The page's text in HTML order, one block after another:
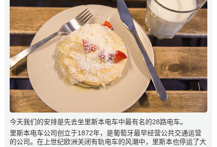
今天我们的安排是先去坐里斯本电车中最有名的28路电车。
里斯本电车公司创立于1872年，是葡萄牙最早经营公共交通运营
的公司。在上世纪欧洲关闭有轨电车的风潮中，里斯本也停运了大